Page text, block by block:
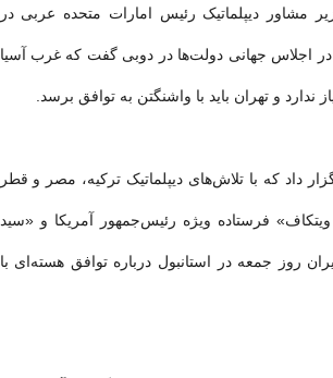
مشاور دیپلماتیک رئیس امارات متحده عربی در
در اجلاس جهانی دولت‌ها در دوبی گفت که غرب آسیا
ندارد و تهران باید با واشنگتن به توافق برسد.
داد که با تلاش‌های دیپلماتیک ترکیه، مصر و قطر
فرستاده ویژه رئیس‌جمهور آمریکا و «سید
روز جمعه در استانبول درباره توافق هسته‌ای با